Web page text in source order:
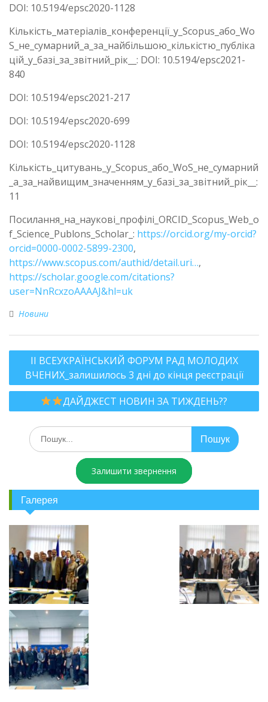
DOI: 10.5194/epsc2020-1128
Кількість_матеріалів_конференції_у_Scopus_або_Wo
S_не_сумарний_а_за_найбільшою_кількістю_публіка
цій_у_базі_за_звітний_рік__: DOI: 10.5194/epsc2021-
840
DOI: 10.5194/epsc2021-217
DOI: 10.5194/epsc2020-699
DOI: 10.5194/epsc2020-1128
Кількість_цитувань_у_Scopus_або_WoS_не_сумарний
_а_за_найвищим_значенням_у_базі_за_звітний_рік__:
11
Посилання_на_наукові_профілі_ORCID_Scopus_Web_o
f_Science_Publons_Scholar_: https://orcid.org/my-orcid?
orcid=0000-0002-5899-2300,
https://www.scopus.com/authid/detail.uri…,
https://scholar.google.com/citations?
user=NnRcxzoAAAAJ&hl=uk
Новини
ІІ ВСЕУКРАЇНСЬКИЙ ФОРУМ РАД МОЛОДИХ
ВЧЕНИХ_залишилось 3 дні до кінця реєстрації
ДАЙДЖЕСТ НОВИН ЗА ТИЖДЕНЬ??
Залишити звернення
Галерея